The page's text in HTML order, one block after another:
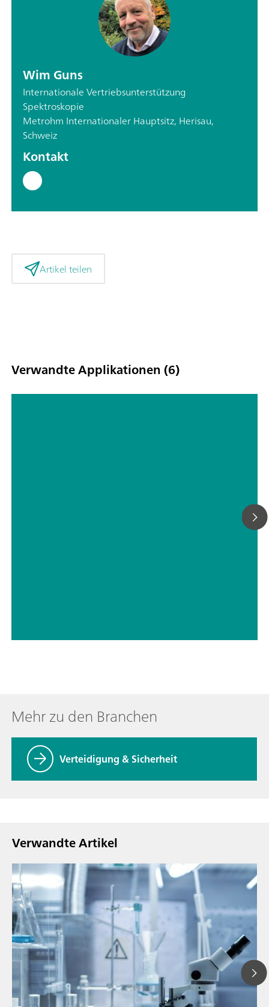
Wim Guns
Internationale Vertriebsunterstützung
Spektroskopie
Metrohm Internationaler Hauptsitz, Herisau,
Schweiz
Kontakt
Artikel teilen
Verwandte Applikationen (6)
Mehr zu den Branchen
Verteidigung & Sicherheit
Verwandte Artikel